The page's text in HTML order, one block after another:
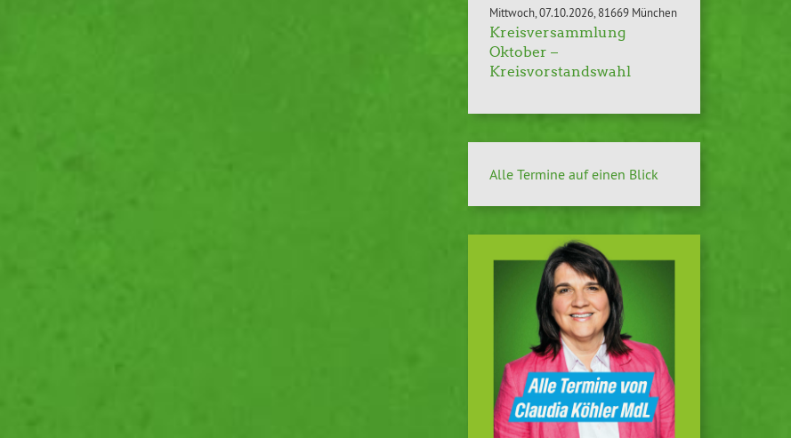
Mittwoch 07.10.2026 81669 München
Kreisversammlung
Oktober –
Kreisvorstandswahl
Alle Termine auf einen Blick